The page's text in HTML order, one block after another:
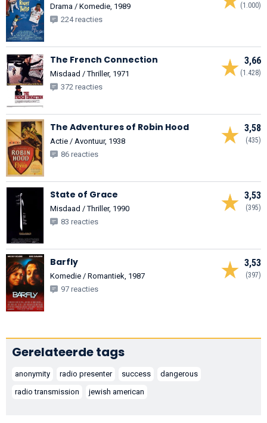
(1.000)
Drama / Komedie, 1989
224 reacties
3,66
(1.428)
The French Connection
Misdaad / Thriller, 1971
372 reacties
3,58
(435)
The Adventures of Robin Hood
Actie / Avontuur, 1938
86 reacties
3,53
(395)
State of Grace
Misdaad / Thriller, 1990
83 reacties
3,53
(397)
Barfly
Komedie / Romantiek, 1987
97 reacties
Gerelateerde tags
anonymity radio presenter success
dangerous
radio transmission
jewish american